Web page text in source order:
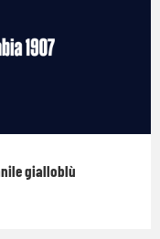
gialloblù